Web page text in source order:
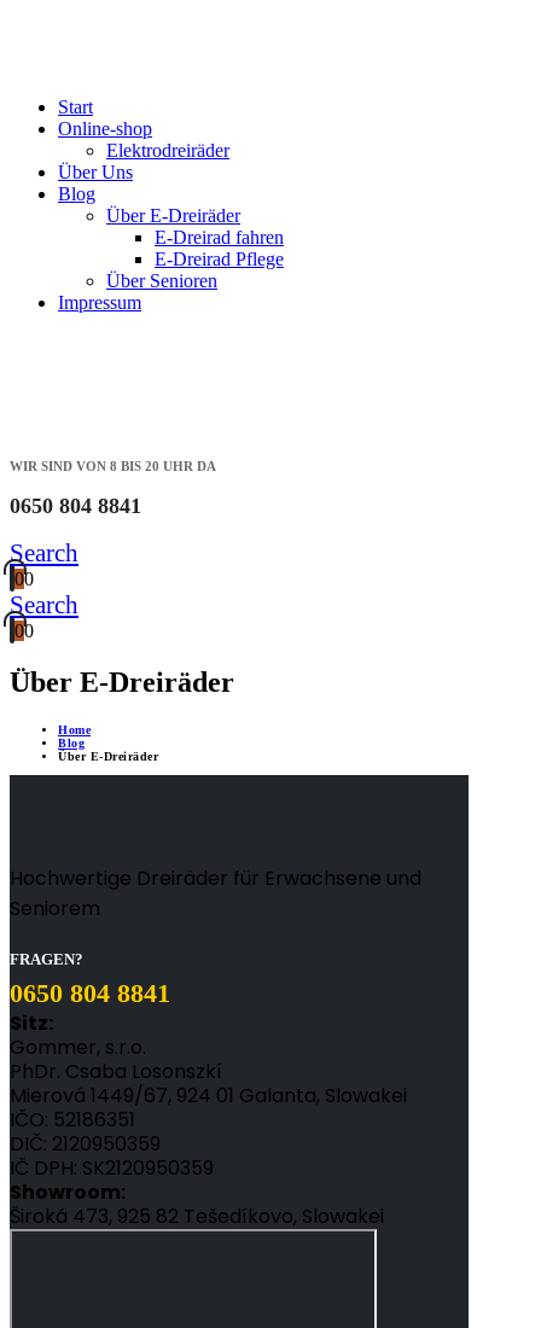
Start
Online-shop
Elektrodreiräder
Über Uns
Blog
Über E-Dreiräder
E-Dreirad fahren
E-Dreirad Pflege
Über Senioren
Impressum
WIR SIND VON 8 BIS 20 UHR DA
0650 804 8841
Search
00
Search
00
Über E-Dreiräder
Home
Blog
Über E-Dreiräder
Hochwertige Dreiräder für Erwachsene und
Seniorem
FRAGEN?​
0650 804 8841
Sitz:
Gommer, s.r.o.
PhDr. Csaba Losonszkí
Mierová 1449/67, 924 01 Galanta, Slowakei
IČO: 52186351
DIČ: 2120950359
IČ DPH: SK2120950359
Showroom:
Široká 473, 925 82 Tešedíkovo, Slowakei